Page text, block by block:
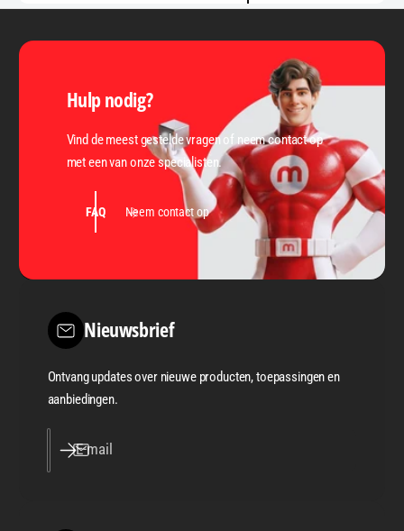
Hulp nodig?
Vind de meest gestelde vragen of neem contact op
met een van onze specialisten.
FAQ Neem contact op
Nieuwsbrief
Ontvang updates over nieuwe producten, toepassingen en
aanbiedingen.
E‑mail